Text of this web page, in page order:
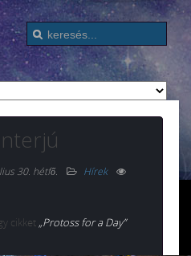
30. hétfő.
Hírek
cikket „Protoss for a Day”